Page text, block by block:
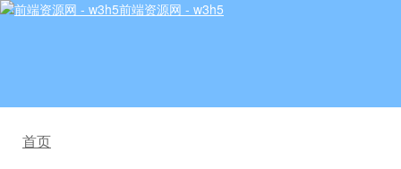
前端资源网 - w3h5
首页